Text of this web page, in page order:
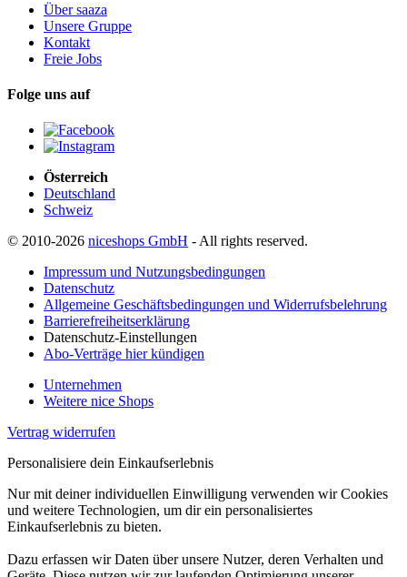
Über saaza
Unsere Gruppe
Kontakt
Freie Jobs
Folge uns auf
Österreich
Deutschland
Schweiz
© 2010-2026 niceshops GmbH - All rights reserved.
Impressum und Nutzungsbedingungen
Datenschutz
Allgemeine Geschäftsbedingungen und Widerrufsbelehrung
Barrierefreiheitserklärung
Datenschutz-Einstellungen
Abo-Verträge hier kündigen
Unternehmen
Weitere nice Shops
Vertrag widerrufen
Personalisiere dein Einkaufserlebnis
Nur mit deiner individuellen Einwilligung verwenden wir Cookies
und weitere Technologien, um dir ein personalisiertes
Einkaufserlebnis zu bieten.
Dazu erfassen wir Daten über unsere Nutzer, deren Verhalten und